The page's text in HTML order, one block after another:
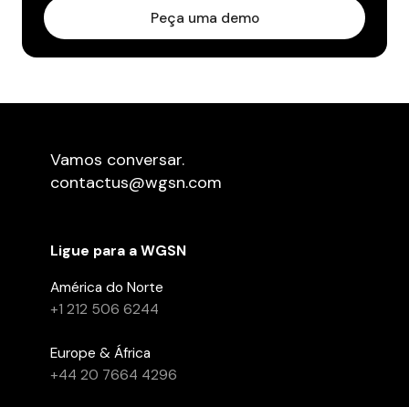
Peça uma demo
Vamos conversar.
contactus@wgsn.com
Ligue para a WGSN
América do Norte
+1 212 506 6244
Europe & África
+44 20 7664 4296